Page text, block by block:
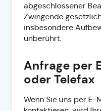
abgeschlossener
Zwingende
insbesondere
unberührt.
Anfrage per
oder Telefax
Wenn Sie uns per E-